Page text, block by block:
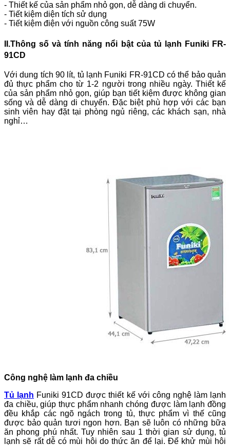
- Thiết kế của sản phẩm nhỏ gọn, dễ dàng di chuyển.
- Tiết kiệm diện tích sử dụng
- Tiết kiệm điện với nguồn công suất 75W
II.Thông số và tính năng nổi bật của tủ lạnh Funiki FR-
91CD
Với dung tích 90 lít, tủ lạnh Funiki FR-91CD có thể bảo quản
đủ thực phẩm cho từ 1-2 người trong nhiều ngày. Thiết kế
của sản phẩm nhỏ gọn, giúp bạn tiết kiệm được không gian
sống và dễ dàng di chuyển. Đặc biệt phù hợp với các bạn
sinh viên hay đặt tại phòng ngủ riêng, các khách sạn, nhà
nghỉ…
Công nghệ làm lạnh đa chiều
Tủ lạnh Funiki 91CD được thiết kế với công nghệ làm lạnh
đa chiều, giúp thực phẩm nhanh chóng được làm lạnh đồng
đều khắp các ngõ ngách trong tủ, thực phẩm vì thế cũng
được bảo quản tươi ngon hơn. Bạn sẽ luôn có những bữa
ăn phong phú nhất. Tuy nhiên sau 1 thời gian sử dụng, tủ
lạnh sẽ rất dễ có mùi hôi do thức ăn để lại. Để khử mùi hôi